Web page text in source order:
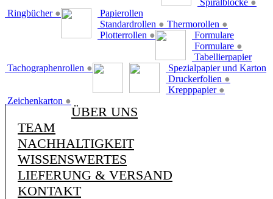
Spiralblöcke ●
Ringbücher ●
Papierollen
Standardrollen ● Thermorollen ●
Plotterrollen ●
Formulare
Formulare ●
Tachographenrollen ●
Tabellierpapier
Spezialpapier und Karton
Druckerfolien ●
Krepppapier ●
Zeichenkarton ●
ÜBER UNS
TEAM
NACHHALTIGKEIT
WISSENSWERTES
LIEFERUNG & VERSAND
KONTAKT